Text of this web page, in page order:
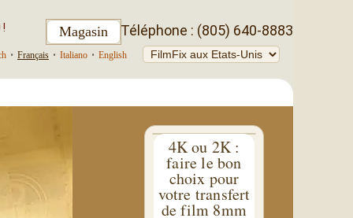
Magasin Téléphone : (805) 640-8883
• Français • Italiano • English
4K ou 2K :
faire le bon
choix pour
votre transfert
de film 8mm